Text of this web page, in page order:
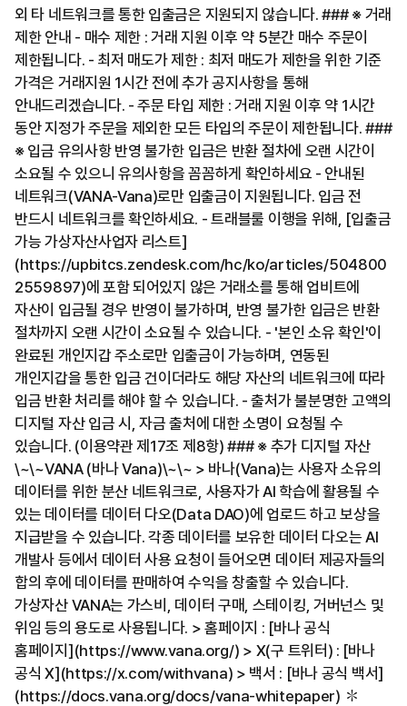
외 타 네트워크를 통한 입출금은 지원되지 않습니다. ### ※ 거래
제한 안내 - 매수 제한 : 거래 지원 이후 약 5분간 매수 주문이
제한됩니다. - 최저 매도가 제한 : 최저 매도가 제한을 위한 기준
가격은 거래지원 1시간 전에 추가 공지사항을 통해
안내드리겠습니다. - 주문 타입 제한 : 거래 지원 이후 약 1시간
동안 지정가 주문을 제외한 모든 타입의 주문이 제한됩니다. ###
※ 입금 유의사항 반영 불가한 입금은 반환 절차에 오랜 시간이
소요될 수 있으니 유의사항을 꼼꼼하게 확인하세요 - 안내된
네트워크(VANA-Vana)로만 입출금이 지원됩니다. 입금 전
반드시 네트워크를 확인하세요. - 트래블룰 이행을 위해, [입출금
가능 가상자산사업자 리스트]
(https://upbitcs.zendesk.com/hc/ko/articles/504800
2559897)에 포함 되어있지 않은 거래소를 통해 업비트에
자산이 입금될 경우 반영이 불가하며, 반영 불가한 입금은 반환
절차까지 오랜 시간이 소요될 수 있습니다. - '본인 소유 확인'이
완료된 개인지갑 주소로만 입출금이 가능하며, 연동된
개인지갑을 통한 입금 건이더라도 해당 자산의 네트워크에 따라
입금 반환 처리를 해야 할 수 있습니다. - 출처가 불분명한 고액의
디지털 자산 입금 시, 자금 출처에 대한 소명이 요청될 수
있습니다. (이용약관 제17조 제8항) ### ※ 추가 디지털 자산
\~\~VANA (바나 Vana)\~\~ > 바나(Vana)는 사용자 소유의
데이터를 위한 분산 네트워크로, 사용자가 AI 학습에 활용될 수
있는 데이터를 데이터 다오(Data DAO)에 업로드 하고 보상을
지급받을 수 있습니다. 각종 데이터를 보유한 데이터 다오는 AI
개발사 등에서 데이터 사용 요청이 들어오면 데이터 제공자들의
합의 후에 데이터를 판매하여 수익을 창출할 수 있습니다.
가상자산 VANA는 가스비, 데이터 구매, 스테이킹, 거버넌스 및
위임 등의 용도로 사용됩니다. > 홈페이지 : [바나 공식
홈페이지](https://www.vana.org/) > X(구 트위터) : [바나
공식 X](https://x.com/withvana) > 백서 : [바나 공식 백서]
(https://docs.vana.org/docs/vana-whitepaper) ✽